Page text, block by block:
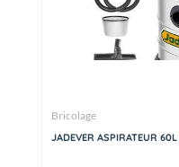
Bricolage
JADEVER ASPIRATEUR